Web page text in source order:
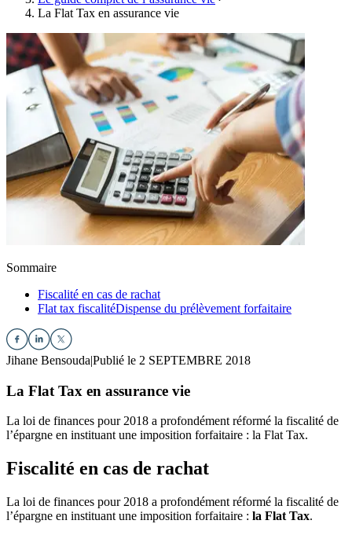
La Flat Tax en assurance vie
Sommaire
Fiscalité en cas de rachat
Flat tax fiscalitéDispense du prélèvement forfaitaire
Jihane Bensouda|Publié le 2 SEPTEMBRE 2018
La Flat Tax en assurance vie
La loi de finances pour 2018 a profondément réformé la fiscalité de
l’épargne en instituant une imposition forfaitaire : la Flat Tax.
Fiscalité en cas de rachat
La loi de finances pour 2018 a profondément réformé la fiscalité de
l’épargne en instituant une imposition forfaitaire : la Flat Tax.